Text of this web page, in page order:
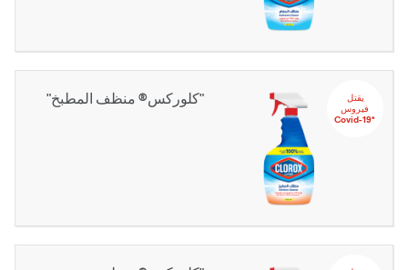
يقتل‬ ‫‫‫‫‏‫
‬‫فيروس
‏*‫Covid-19
"كلوركس® منظف المطبخ"